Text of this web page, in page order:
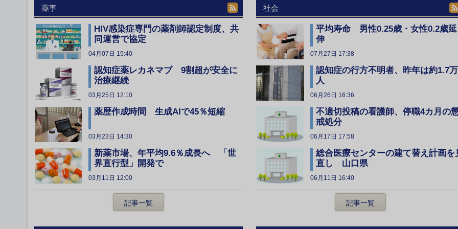
薬事
HIV感染症専門の薬剤師認定制度、共
同運営で協定
04月07日 15:40
認知症薬レカネマブ 9割超が安全に
治療継続
03月25日 12:10
薬歴作成時間 生成AIで45％短縮
03月23日 14:30
新薬市場、年平均9.6％成長へ 「世
界直行型」開発で
03月11日 12:00
記事一覧
社会
平均寿命 男性0.25歳・女性0.2歳延
伸
07月27日 17:38
認知症の行方不明者、昨年は約1.7万
人
06月26日 16:36
不適切投稿の看護師、停職4カ月の
戒処分
06月17日 17:58
総合医療センターの建て替え計画を
直し 山口県
06月11日 16:40
記事一覧